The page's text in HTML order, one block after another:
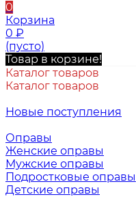
0
Корзина
0 ₽
(пусто)
Товар в корзине!
Каталог товаров
Каталог товаров
Новые поступления
Оправы
Женские оправы
Мужские оправы
Подростковые оправы
Детские оправы